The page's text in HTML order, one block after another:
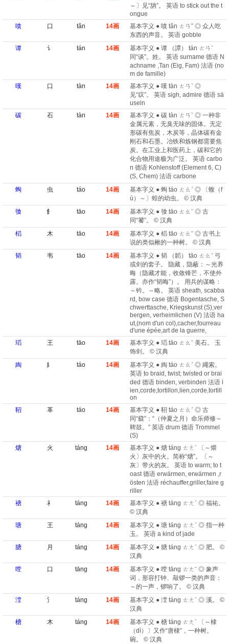
～〕见“舑”。 英语 to stick out the t
ongue
嗿
口 tǎn 14画
基本字义 ● 嗿 tǎn ㄊㄢˇ ◎ 众人吃
东西的声音。 英语 gobble
谭
讠 tán 14画
基本字义 ● 谭 （譚） tán ㄊㄢˊ
同“谈”。姓。 英语 surname 德语 N
achname ,Tan (Eig, Fam) 法语 (no
m de famille)​
嘆
口 tàn 14画
基本字义 ● 嘆 tàn ㄊㄢˋ ◎
见“叹”。 英语 sigh, admire 德语 sä
useln
碳
石 tàn 14画
基本字义 ● 碳 tàn ㄊㄢˋ ◎ 一种非
金属元素，无臭无味的固体。无定
形碳有焦炭，木炭等，晶体碳有金
刚石和石墨。冶铁和炼钢都需要焦
炭。在工业上和医药上，碳和它的
化合物用途极为广泛。 英语 carbo
n 德语 Kohlenstoff (Element 6, C)​
(S, Chem) 法语 carbone
蜪
虫 táo 14画
基本字义 ● 蜪 táo ㄊㄠˊ ◎ 〔蝮（f
ù）～〕蝗的幼虫。 © 汉典
飸
飠 tāo 14画
基本字义 ● 飸 tāo ㄊㄠˉ ◎ 古
同“饕”。 © 汉典
槄
木 tāo 14画
基本字义 ● 槄 tāo ㄊㄠˉ ◎ 古书上
说的类似楸的一种树。 © 汉典
韬
韦 tāo 14画
基本字义 ● 韬 （韜） tāo ㄊㄠˉ 弓
或剑的套子。 隐藏，隐蔽：～光养
晦（隐藏才能，收敛锋芒，不使外
露。亦作“韬晦”）。 用兵的谋略：
～钤。～略。 英语 sheath, scabba
rd, bow case 德语 Bogentasche, S
chwerttasche, Kriegskunst (S)​,ver
bergen, verheimlichen (V) 法语 ha
ut,(nom d'un col)​,cacher,fourreau
d'une épée,art de la guerre,
瑫
王 tāo 14画
基本字义 ● 瑫 tāo ㄊㄠˉ 美石。 玉
饰剑。 © 汉典
綯
糹 táo 14画
基本字义 ● 綯 táo ㄊㄠˊ ◎ 繩索。
英语 to braid, twist; twisted or brai
ded 德语 binden, verbinden 法语 l
ien,corde,tortillon,lien,corde,tortill
on
鞀
革 táo 14画
基本字义 ● 鞀 táo ㄊㄠˊ ◎ 古
同“鼗”：“（仲夏之月）命乐师修～
鞞鼓。” 英语 drum 德语 Trommel
(S)
煻
火 táng 14画
基本字义 ● 煻 táng ㄊㄤˊ 〔～煨
火〕灰中的火。简称“煻”。〔～
灰〕带火的灰。 英语 to warm; to t
oast 德语 erwärmen, erwärmen ,r
östen 法语 réchauffer,griller,faire g
riller
禟
礻 táng 14画
基本字义 ● 禟 táng ㄊㄤˊ ◎ 福祐。
© 汉典
瑭
王 táng 14画
基本字义 ● 瑭 táng ㄊㄤˊ ◎ 指一种
玉。 英语 a kind of jade
膅
月 táng 14画
基本字义 ● 膅 táng ㄊㄤˊ ◎ 肥。 ©
汉典
嘡
口 tāng 14画
基本字义 ● 嘡 tāng ㄊㄤˉ ◎ 象声
词，形容打钟、敲锣一类的声音：
～的一声，锣响了。 © 汉典
漟
氵 táng 14画
基本字义 ● 漟 táng ㄊㄤˊ ◎ 溪。 ©
汉典
榶
木 táng 14画
基本字义 ● 榶 táng ㄊㄤˊ 〔～棣
（dì）〕又作“唐棣”，一种树。
碗。 © 汉典